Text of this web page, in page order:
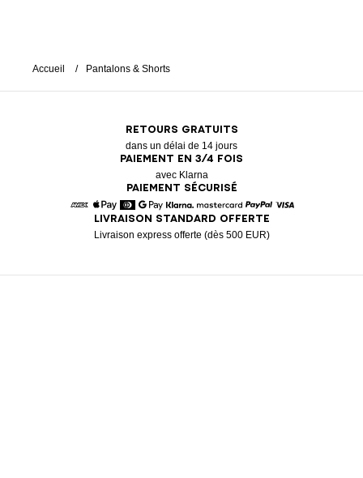
Accueil Pantalons & Shorts
RETOURS GRATUITS
dans un délai de 14 jours
PAIEMENT EN 3/4 FOIS
avec Klarna
PAIEMENT SÉCURISÉ
American Express
Apple Pay
DinersGoogle Pay
Klarna MastercardPaypal
LIVRAISON STANDARD OFFERTE
Livraison express offerte (dès 500 EUR)